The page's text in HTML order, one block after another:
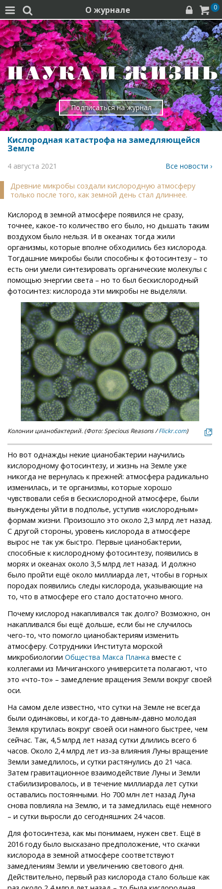
  О журнале   0
Подписаться на журнал
Кислородная катастрофа на замедляющейся
Земле
4 августа 2021 Все новости ›
Древние микробы создали кислородную атмосферу
только после того, как земной день стал длиннее.
Кислород в земной атмосфере появился не сразу,
точнее, какое-то количество его было, но дышать таким
воздухом было нельзя. И в океанах тогда жили
организмы, которые вполне обходились без кислорода.
Тогдашние микробы были способны к фотосинтезу – то
есть они умели синтезировать органические молекулы с
помощью энергии света – но то был бескислородный
фотосинтез: кислорода эти микробы не выделяли.
Колонии цианобактерий. (Фото: Specious Reasons /Flickr.com)
Но вот однажды некие цианобактерии научились
кислородному фотосинтезу, и жизнь на Земле уже
никогда не вернулась к прежней: атмосфера радикально
изменилась, и те организмы, которые хорошо
чувствовали себя в бескислородной атмосфере, были
вынуждены уйти в подполье, уступив «кислородным»
формам жизни. Произошло это около 2,3 млрд лет назад.
С другой стороны, уровень кислорода в атмосфере
вырос не так уж быстро. Первые цианобактерии,
способные к кислородному фотосинтезу, появились в
морях и океанах около 3,5 млрд лет назад. И должно
было пройти ещё около миллиарда лет, чтобы в горных
породах появились следы кислорода, указывающие на
то, что в атмосфере его стало достаточно много.
Почему кислород накапливался так долго? Возможно, он
накапливался бы ещё дольше, если бы не случилось
чего-то, что помогло цианобактериям изменить
атмосферу. Сотрудники Института морской
микробиологии Общества Макса Планка вместе с
коллегами из Мичиганского университета полагают, что
это «что-то» – замедление вращения Земли вокруг своей
оси.
На самом деле известно, что сутки на Земле не всегда
были одинаковы, и когда-то давным-давно молодая
Земля крутилась вокруг своей оси намного быстрее, чем
сейчас. Так, 4,5 млрд лет назад сутки длились всего 6
часов. Около 2,4 млрд лет из-за влияния Луны вращение
Земли замедлилось, и сутки растянулись до 21 часа.
Затем гравитационное взаимодействие Луны и Земли
стабилизировалось, и в течение миллиарда лет сутки
оставались постоянными. Но 700 млн лет назад Луна
снова повлияла на Землю, и та замедлилась ещё немного
– и сутки выросли до сегодняшних 24 часов.
Для фотосинтеза, как мы понимаем, нужен свет. Ещё в
2016 году было высказано предположение, что скачки
кислорода в земной атмосфере соответствуют
замедлениям Земли и увеличению светового дня.
Действительно, первый раз кислорода стало больше как